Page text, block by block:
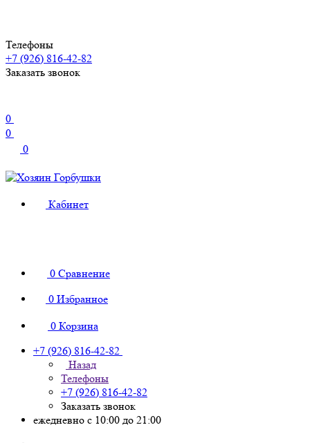
Телефоны
+7 (926) 816-42-82
Заказать звонок
0
0
0
Кабинет
0 Сравнение
0 Избранное
0 Корзина
+7 (926) 816-42-82
Назад
Телефоны
+7 (926) 816-42-82
Заказать звонок
ежедневно с 10:00 до 21:00